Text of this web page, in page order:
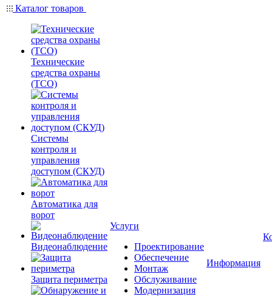
Каталог товаров
Технические
средства охраны
(ТСО)
Системы
контроля и
управления
доступом (СКУД)
Автоматика для
ворот
Видеонаблюдение
Защита периметра
Услуги
Проектирование
Обеспечение
Монтаж
Обслуживание
Модернизация
Информация